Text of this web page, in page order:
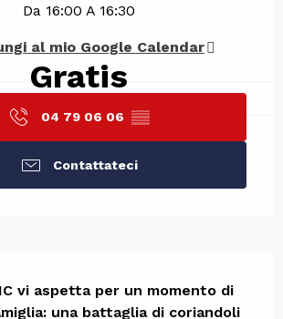
Da 16:00 A 16:30
al mio Google Calendar
Gratis
04 79 06 06 ▒▒
Contattateci
vi aspetta per un momento di
una battaglia di coriandoli